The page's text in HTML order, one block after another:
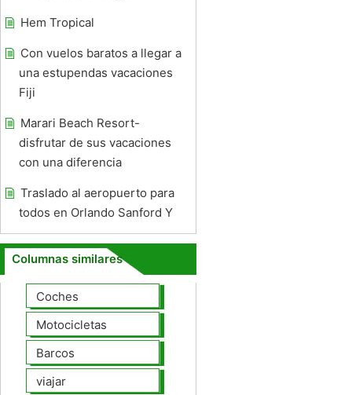
Hem Tropical
Con vuelos baratos a llegar a
una estupendas vacaciones
Fiji
Marari Beach Resort-
disfrutar de sus vacaciones
con una diferencia
Traslado al aeropuerto para
todos en Orlando Sanford Y
Columnas similares
Coches
Motocicletas
Barcos
viajar